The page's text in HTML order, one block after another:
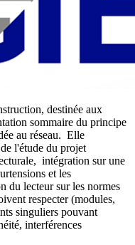
destinée aux
sommaire du principe
au réseau. Elle
l'étude du projet
intégration sur une
et les
du lecteur sur les normes
respecter (modules,
singuliers pouvant
interférences